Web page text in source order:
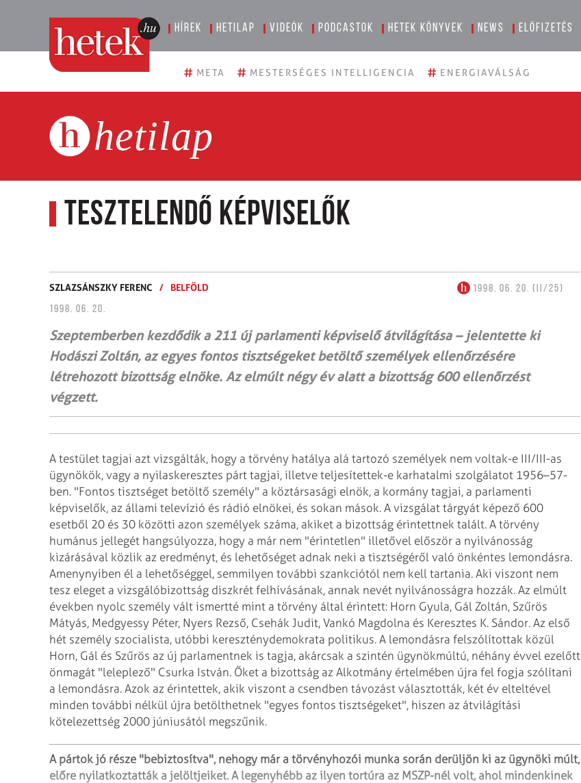
Hírek Hetilap Videók Podcastok Hetek könyvek News Előfizetés
# META # MESTERSÉGES INTELLIGENCIA # ENERGIAVÁLSÁG
hetilap
Tesztelendő képviselők
SZLAZSÁNSZKY FERENC / BELFÖLD
1998. 06. 20. (II/25)
1998. 06. 20.
Szeptemberben kezdődik a 211 új parlamenti képviselő átvilágítása – jelentette ki
Hodászi Zoltán, az egyes fontos tisztségeket betöltő személyek ellenőrzésére
létrehozott bizottság elnöke. Az elmúlt négy év alatt a bizottság 600 ellenőrzést
végzett.
A testület tagjai azt vizsgálták, hogy a törvény hatálya alá tartozó személyek nem voltak-e III/III-as
ügynökök, vagy a nyilaskeresztes párt tagjai, illetve teljesítettek-e karhatalmi szolgálatot 1956–57-
ben. "Fontos tisztséget betöltő személy" a köztársasági elnök, a kormány tagjai, a parlamenti
képviselők, az állami televízió és rádió elnökei, és sokan mások. A vizsgálat tárgyát képező 600
esetből 20 és 30 közötti azon személyek száma, akiket a bizottság érintettnek talált. A törvény
humánus jellegét hangsúlyozza, hogy a már nem "érintetlen" illetővel először a nyilvánosság
kizárásával közlik az eredményt, és lehetőséget adnak neki a tisztségéről való önkéntes lemondásra.
Amenynyiben él a lehetőséggel, semmilyen további szankciótól nem kell tartania. Aki viszont nem
tesz eleget a vizsgálóbizottság diszkrét felhívásának, annak nevét nyilvánosságra hozzák. Az elmúlt
években nyolc személy vált ismertté mint a törvény által érintett: Horn Gyula, Gál Zoltán, Szűrös
Mátyás, Medgyessy Péter, Nyers Rezső, Csehák Judit, Vankó Magdolna és Keresztes K. Sándor. Az első
hét személy szocialista, utóbbi kereszténydemokrata politikus. A lemondásra felszólítottak közül
Horn, Gál és Szűrös az új parlamentnek is tagja, akárcsak a szintén ügynökmúltú, néhány évvel ezelőtt
önmagát "leleplező" Csurka István. Őket a bizottság az Alkotmány értelmében újra fel fogja szólítani
a lemondásra. Azok az érintettek, akik viszont a csendben távozást választották, két év elteltével
minden további nélkül újra betölthetnek "egyes fontos tisztségeket", hiszen az átvilágítási
kötelezettség 2000 júniusától megszűnik.
A pártok jó része "bebiztosítva", nehogy már a törvényhozói munka során derüljön ki az ügynöki múlt,
előre nyilatkoztatták a jelöltjeiket. Alegenyhébb az ilyen tortúra az MSZP-nél volt, ahol mindenkinek